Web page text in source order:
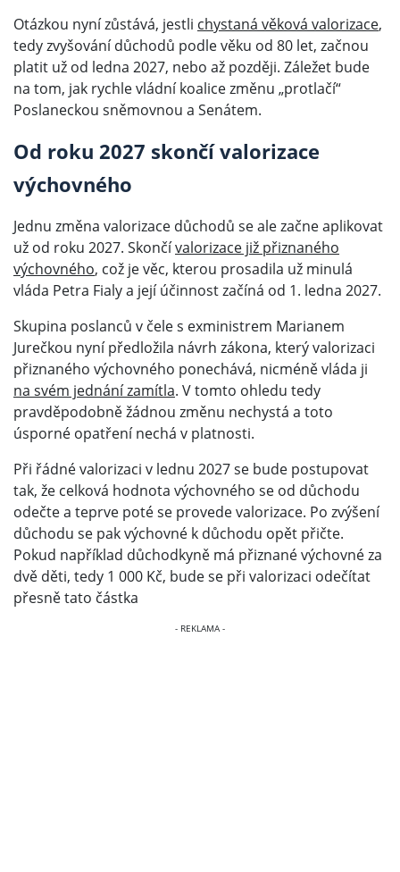
Otázkou nyní zůstává, jestli chystaná věková valorizace,
tedy zvyšování důchodů podle věku od 80 let, začnou
platit už od ledna 2027, nebo až později. Záležet bude
na tom, jak rychle vládní koalice změnu „protlačí“
Poslaneckou sněmovnou a Senátem.
Od roku 2027 skončí valorizace
výchovného
Jednu změna valorizace důchodů se ale začne aplikovat
už od roku 2027. Skončívalorizace již přiznaného
výchovného, což je věc, kterou prosadila už minulá
vláda Petra Fialy a její účinnost začíná od 1. ledna 2027.
Skupina poslanců v čele s exministrem Marianem
Jurečkou nyní předložila návrh zákona, který valorizaci
přiznaného výchovného ponechává, nicméně vláda ji
na svém jednání zamítla. V tomto ohledu tedy
pravděpodobně žádnou změnu nechystá a toto
úsporné opatření nechá v platnosti.
Při řádné valorizaci v lednu 2027 se bude postupovat
tak, že celková hodnota výchovného se od důchodu
odečte a teprve poté se provede valorizace. Po zvýšení
důchodu se pak výchovné k důchodu opět přičte.
Pokud například důchodkyně má přiznané výchovné za
dvě děti, tedy 1 000 Kč, bude se při valorizaci odečítat
přesně tato částka